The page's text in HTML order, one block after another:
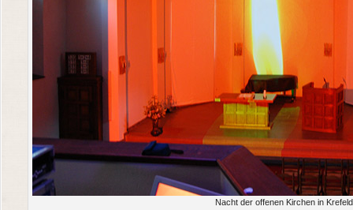
Nacht der offenen Kirchen in Krefeld